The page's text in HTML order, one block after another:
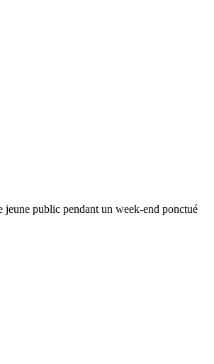
jeune public pendant un week-end ponctué